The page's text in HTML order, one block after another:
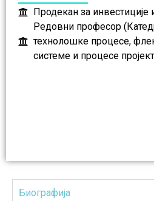
Продекан за
Редовни професор
технолошке процесе,
системе и процесе
Биографија